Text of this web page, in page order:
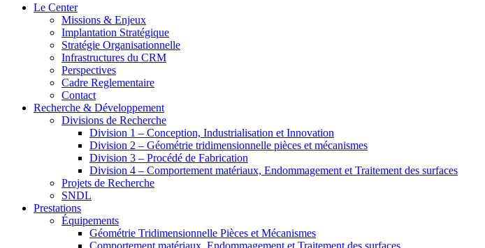
Le Center
Missions & Enjeux
Implantation Stratégique
Stratégie Organisationnelle
Infrastructures du CRM
Perspectives
Cadre Reglementaire
Contact
Recherche & Développement
Divisions de Recherche
Division 1 – Conception, Industrialisation et Innovation
Division 2 – Géométrie tridimensionnelle pièces et mécanismes
Division 3 – Procédé de Fabrication
Division 4 – Comportement matériaux, Endommagement et Traitement des surfaces
Projets de Recherche
SNDL
Prestations
Équipements
Géométrie Tridimensionnelle Pièces et Mécanismes
Comportement matériaux, Endommagement et Traitement des surfaces